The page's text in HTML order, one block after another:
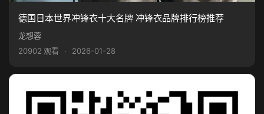
德国日本世界冲锋衣十大名牌 冲锋衣品牌排行榜推荐
龙想蓉
20902 观看
· 2026-01-28